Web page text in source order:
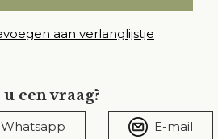
aan verlanglijstje
een vraag?
Whatsapp E-mail